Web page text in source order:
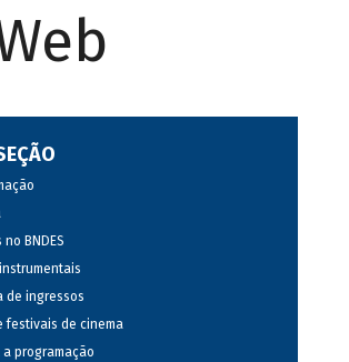
BNDES
de ingressos
festivais de cinema
a programação